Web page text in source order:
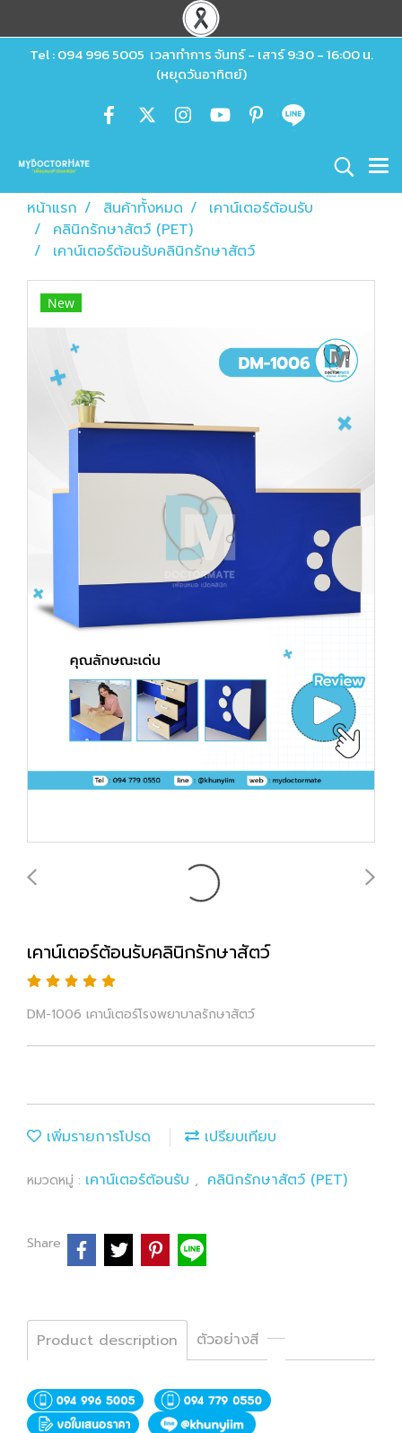
Tel : 094 996 5005 เวลาทำการ จันทร์ - เสาร์ 9:30 - 16:00 น.
(หยุดวันอาทิตย์)
หน้าแรก สินค้าทั้งหมด
เคาน์เตอร์ต้อนรับ
คลินิกรักษาสัตว์ (PET)
เคาน์เตอร์ต้อนรับคลินิกรักษาสัตว์
New
เคาน์เตอร์ต้อนรับคลินิกรักษาสัตว์
DM-1006 เคาน์เตอร์โรงพยาบาลรักษาสัตว์
เพิ่มรายการโปรด เปรียบเทียบ
หมวดหมู่ : เคาน์เตอร์ต้อนรับ , คลินิกรักษาสัตว์ (PET)
Share
Product description ตัวอย่างสี